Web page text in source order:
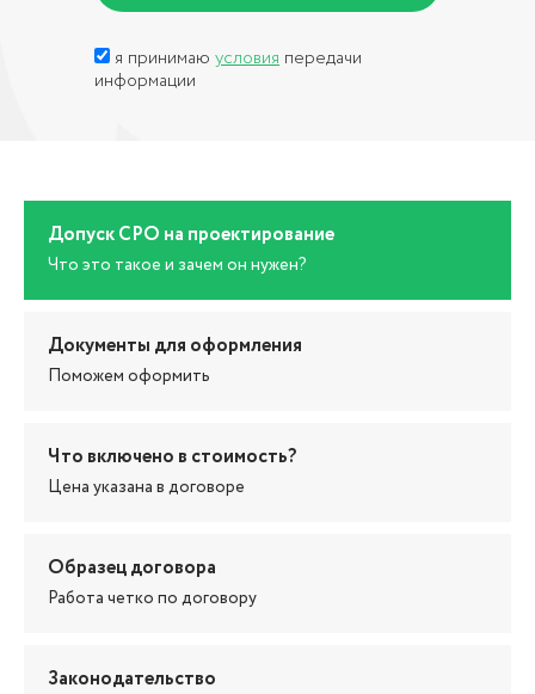
я принимаю условия передачи
информации
Допуск СРО на проектирование
Что это такое и зачем он нужен?
Документы для оформления
Поможем оформить
Что включено в стоимость?
Цена указана в договоре
Образец договора
Работа четко по договору
Законодательство